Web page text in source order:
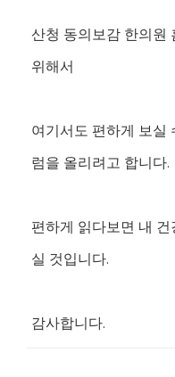
산청 동의보감 한의원
위해서
여기서도 편하게 보실
럼을 올리려고 합니다.
편하게 읽다보면 내
실 것입니다.
감사합니다.